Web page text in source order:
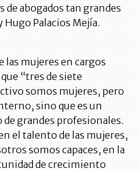
de abogados tan grandes
Hugo Palacios Mejía.
las mujeres en cargos
“tres de siete
somos mujeres, pero
sino que es un
grandes profesionales.
el talento de las mujeres,
somos capaces, en la
de crecimiento